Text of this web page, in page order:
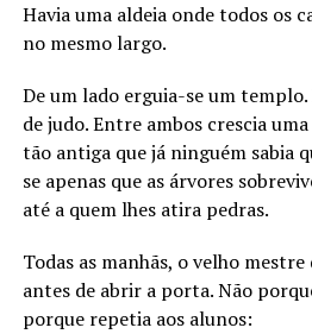
Havia uma aldeia onde todos os
no mesmo largo.
De um lado erguia-se um
de judo. Entre ambos crescia
tão antiga que já ninguém sabia
se apenas que as árvores
até a quem lhes atira pedras.
Todas as manhãs, o velho
antes de abrir a porta. Não
porque repetia aos alunos: